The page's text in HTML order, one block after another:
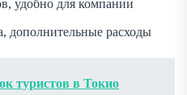
удобно для компании
дополнительные расходы
туристов в Токио